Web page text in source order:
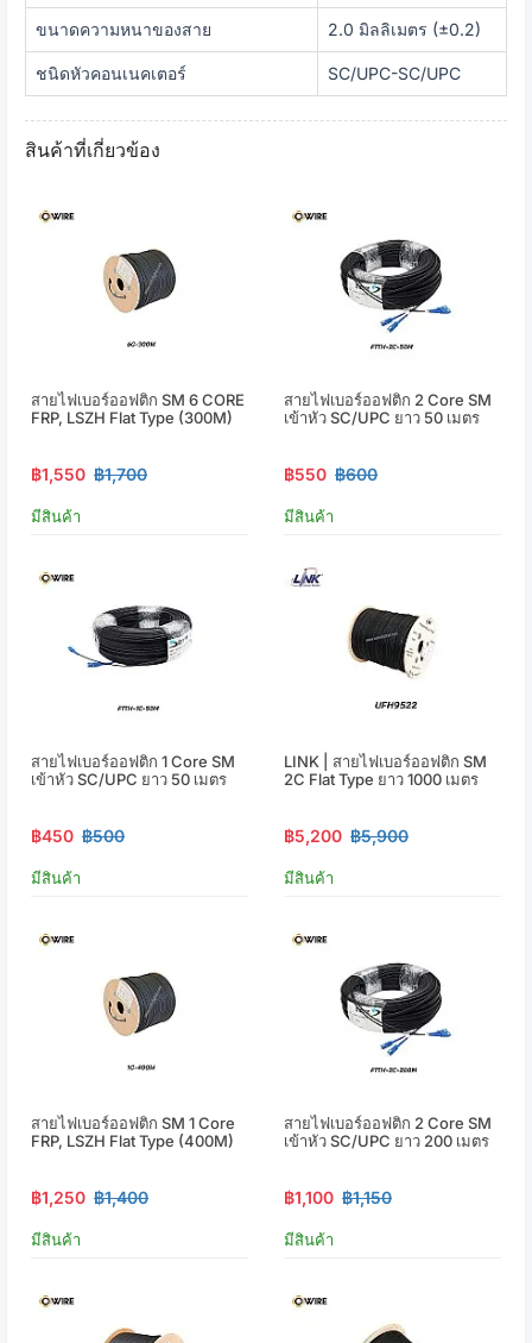
ขนาดความหนาของสาย 2.0 มิลลิเมตร (±0.2)
ชนิดหัวคอนเนคเตอร์ SC/UPC-SC/UPC
สินค้าที่เกี่ยวข้อง
สายไฟเบอร์ออฟติก SM 6 CORE
FRP, LSZH Flat Type (300M)
฿1,550 ฿1,700
มีสินค้า
สายไฟเบอร์ออฟติก 2 Core SM
เข้าหัว SC/UPC ยาว 50 เมตร
฿550 ฿600
มีสินค้า
สายไฟเบอร์ออฟติก 1 Core SM
เข้าหัว SC/UPC ยาว 50 เมตร
฿450 ฿500
มีสินค้า
LINK | สายไฟเบอร์ออฟติก SM
2C Flat Type ยาว 1000 เมตร
฿5,200 ฿5,900
มีสินค้า
สายไฟเบอร์ออฟติก SM 1 Core
FRP, LSZH Flat Type (400M)
฿1,250 ฿1,400
มีสินค้า
สายไฟเบอร์ออฟติก 2 Core SM
เข้าหัว SC/UPC ยาว 200 เมตร
฿1,100 ฿1,150
มีสินค้า